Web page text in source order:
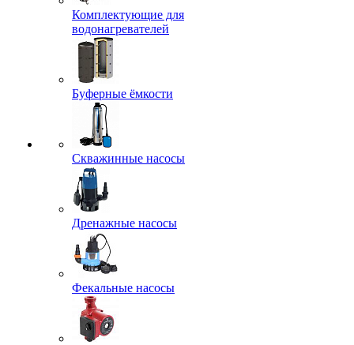
Комплектующие для
водонагревателей
Буферные ёмкости
Скважинные насосы
Дренажные насосы
Фекальные насосы